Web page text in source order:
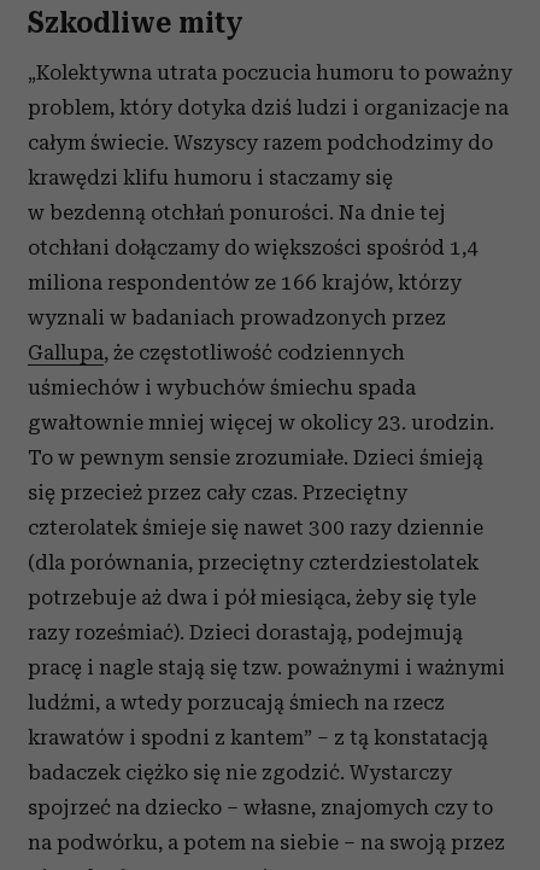
Szkodliwe mity
„Kolektywna utrata poczucia humoru to poważny
problem, który dotyka dziś ludzi i organizacje na
całym świecie. Wszyscy razem podchodzimy do
krawędzi klifu humoru i staczamy się
w bezdenną otchłań ponurości. Na dnie tej
otchłani dołączamy do większości spośród 1,4
miliona respondentów ze 166 krajów, którzy
wyznali w badaniach prowadzonych przez
Gallupa, że częstotliwość codziennych
uśmiechów i wybuchów śmiechu spada
gwałtownie mniej więcej w okolicy 23. urodzin.
To w pewnym sensie zrozumiałe. Dzieci śmieją
się przecież przez cały czas. Przeciętny
czterolatek śmieje się nawet 300 razy dziennie
(dla porównania, przeciętny czterdziestolatek
potrzebuje aż dwa i pół miesiąca, żeby się tyle
razy roześmiać). Dzieci dorastają, podejmują
pracę i nagle stają się tzw. poważnymi i ważnymi
ludźmi, a wtedy porzucają śmiech na rzecz
krawatów i spodni z kantem” – z tą konstatacją
badaczek ciężko się nie zgodzić. Wystarczy
spojrzeć na dziecko – własne, znajomych czy to
na podwórku, a potem na siebie – na swoją przez